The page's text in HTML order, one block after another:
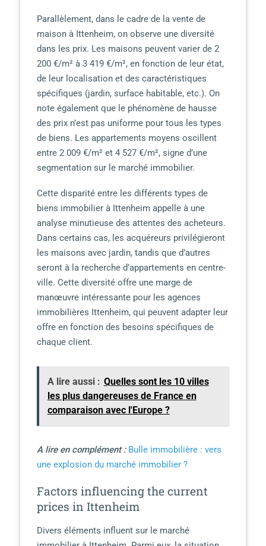
Parallèlement, dans le cadre de la vente de
maison à Ittenheim, on observe une diversité
dans les prix. Les maisons peuvent varier de 2
200 €/m² à 3 419 €/m², en fonction de leur état,
de leur localisation et des caractéristiques
spécifiques (jardin, surface habitable, etc.). On
note également que le phénomène de hausse
des prix n’est pas uniforme pour tous les types
de biens. Les appartements moyens oscillent
entre 2 009 €/m² et 4 527 €/m², signe d’une
segmentation sur le marché immobilier.
Cette disparité entre les différents types de
biens immobilier à Ittenheim appelle à une
analyse minutieuse des attentes des acheteurs.
Dans certains cas, les acquéreurs privilégieront
les maisons avec jardin, tandis que d’autres
seront à la recherche d’appartements en centre-
ville. Cette diversité offre une marge de
manœuvre intéressante pour les agences
immobilières Ittenheim, qui peuvent adapter leur
offre en fonction des besoins spécifiques de
chaque client.
A lire aussi : Quelles sont les 10 villes
les plus dangereuses de France en
comparaison avec l'Europe ?
A lire en complément : Bulle immobilière : vers
une explosion du marché immobilier ?
Factors influencing the current
prices in Ittenheim
Divers éléments influent sur le marché